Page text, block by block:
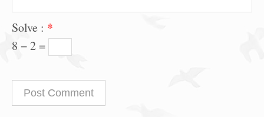
Solve : *
8 − 2 =